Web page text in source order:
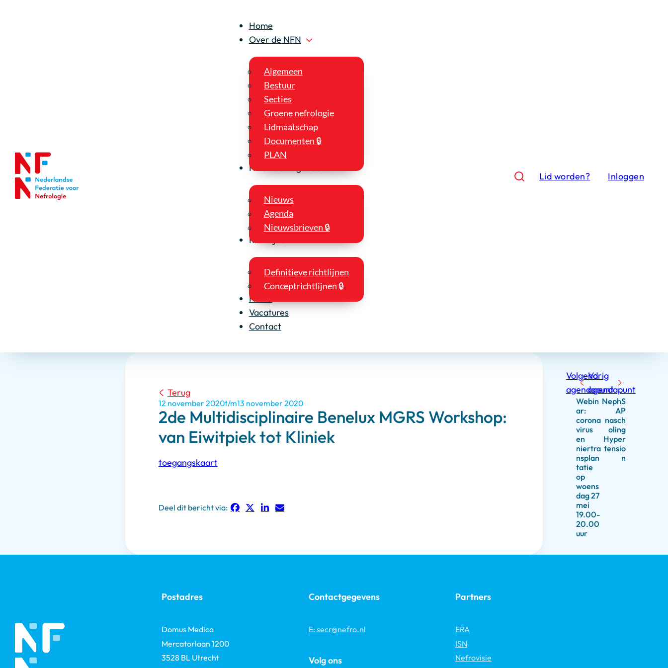
Home
Over de NFN
Algemeen
Bestuur
Secties
Groene nefrologie
Lidmaatschap
Documenten 🔒
PLAN
Nieuws en Agenda
Nieuws
Agenda
Nieuwsbrieven 🔒
Richtlijnen
Definitieve richtlijnen
Conceptrichtlijnen 🔒
NIO 🔒
Vacatures
Contact
Lid worden? Inloggen
Terug
12 november 2020 13 november 2020
2de Multidisciplinaire Benelux MGRS Workshop:
van Eiwitpiek tot Kliniek
toegangskaart
Deel dit bericht via:
Vorig
agendapunt
Webin
ar:
corona
virus
en
niertra
nsplan
tatie
op
woens
dag 27
mei
19.00-
20.00
uur
Volgend
agendapunt
NephS
AP
nasch
oling
Hyper
tensio
n
Postadres
Domus Medica
Mercatorlaan 1200
3528 BL Utrecht
Contactgegevens
E: secr@nefro.nl
Volg ons
Partners
ERA
ISN
Nefrovisie